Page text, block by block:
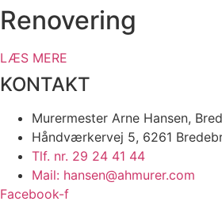
Renovering
LÆS MERE
KONTAKT
​Murermester Arne Hansen,
Håndværkervej 5, 6261
Tlf. nr. 29 24 41 44​
Mail: hansen@ahmurer.com
Facebook-f